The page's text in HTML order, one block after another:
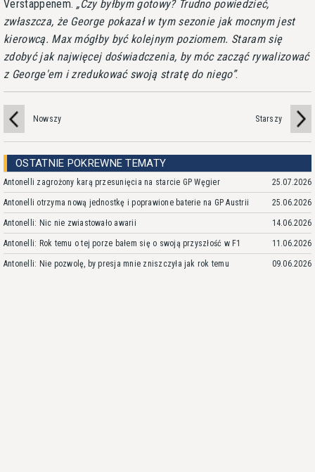
Verstappenem.
Czy byłbym gotowy? Trudno powiedzieć,
zwłaszcza, że George pokazał w tym sezonie jak mocnym jest
kierowcą. Max mógłby być kolejnym poziomem. Staram się
zdobyć jak najwięcej doświadczenia, by móc zacząć rywalizować
z George'em i zredukować swoją stratę do niego .
Nowszy Starszy
OSTATNIE POKREWNE TEMATY
Antonelli zagrożony karą przesunięcia na starcie GP Węgier 25.07.2026
Antonelli otrzyma nową jednostkę i poprawione baterie na GP Austrii 25.06.2026
Antonelli: Nic nie zwiastowało awarii 14.06.2026
Antonelli: Rok temu o tej porze bałem się o swoją przyszłość w F1 11.06.2026
Antonelli: Nie pozwolę, by presja mnie zniszczyła jak rok temu 09.06.2026